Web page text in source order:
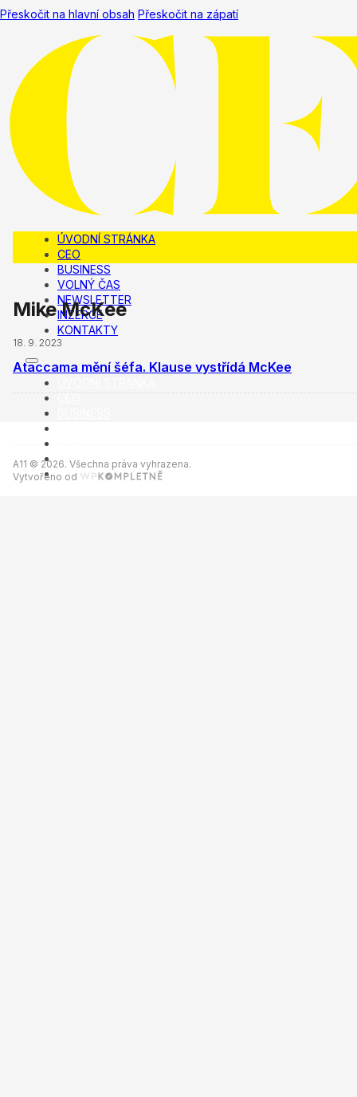
Přeskočit na hlavní obsah Přeskočit na zápatí
ÚVODNÍ STRÁNKA
CEO
BUSINESS
VOLNÝ ČAS
NEWSLETTER
INZERCE
KONTAKTY
CEO
INZERCE
KONTAKTY
Mike McKee
18. 9. 2023
Ataccama mění šéfa. Klause vystřídá McKee
A11 © 2026. Všechna práva vyhrazena.
Vytvořeno od